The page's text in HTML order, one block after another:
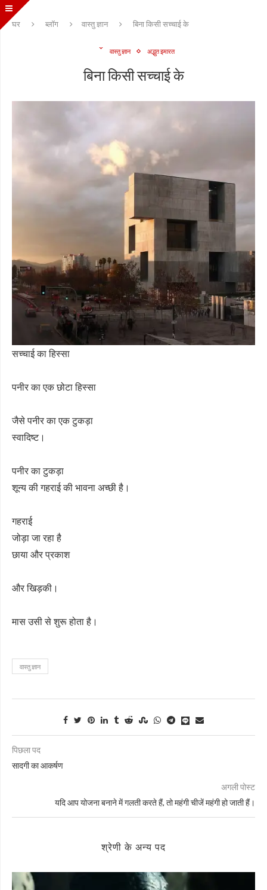
घर ब्लॉग वास्तु ज्ञान बिना किसी सच्चाई के
वास्तु ज्ञान अद्भुत इमारत
बिना किसी सच्चाई के
सच्चाई का हिस्सा
पनीर का एक छोटा हिस्सा
जैसे पनीर का एक टुकड़ा
स्वादिष्ट।
पनीर का टुकड़ा
शून्य की गहराई की भावना अच्छी है।
गहराई
जोड़ा जा रहा है
छाया और प्रकाश
और खिड़की।
मास उसी से शुरू होता है।
वास्तु ज्ञान
पिछला पद
सादगी का आकर्षण
अगली पोस्ट
यदि आप योजना बनाने में गलती करते हैं, तो महंगी चीजें महंगी हो जाती हैं।
श्रेणी के अन्य पद